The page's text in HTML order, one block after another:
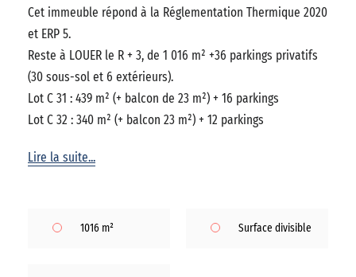
Cet immeuble répond à la Réglementation Thermique 2020
et ERP 5.
Reste à LOUER le R + 3, de 1 016 m² +36 parkings privatifs
(30 sous-sol et 6 extérieurs).
Lot C 31 : 439 m² (+ balcon de 23 m²) + 16 parkings
Lot C 32 : 340 m² (+ balcon 23 m²) + 12 parkings
Lire la suite...
1016 m² Surface divisible